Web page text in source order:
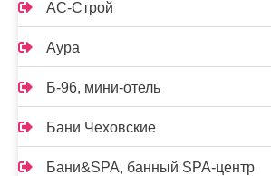
АС-Строй
Аура
Б-96, мини-отель
Бани Чеховские
Бани&SPA, банный SPA-центр